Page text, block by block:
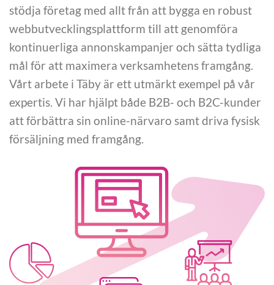
stödja företag med allt från att bygga en robust
webbutvecklingsplattform till att genomföra
kontinuerliga annonskampanjer och sätta tydliga
mål för att maximera verksamhetens framgång.
Vårt arbete i Täby är ett utmärkt exempel på vår
expertis. Vi har hjälpt både B2B- och B2C-kunder
att förbättra sin online-närvaro samt driva fysisk
försäljning med framgång.